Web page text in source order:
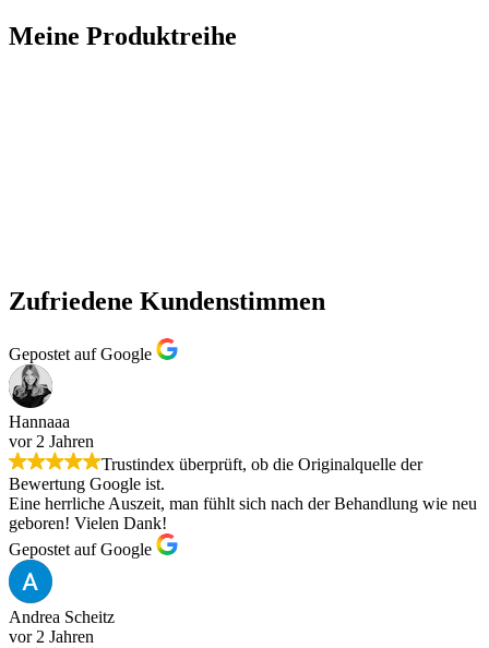
Meine Produktreihe
Zufriedene Kundenstimmen
Gepostet auf Google
Hannaaa
vor 2 Jahren
Trustindex überprüft, ob die Originalquelle der
Bewertung Google ist.
Eine herrliche Auszeit, man fühlt sich nach der Behandlung wie neu
geboren! Vielen Dank!
Gepostet auf Google
Andrea Scheitz
vor 2 Jahren